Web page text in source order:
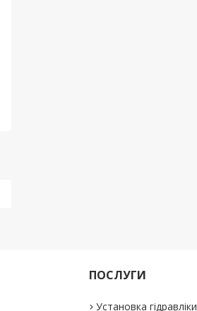
ПОСЛУГИ
Установка гідравліки